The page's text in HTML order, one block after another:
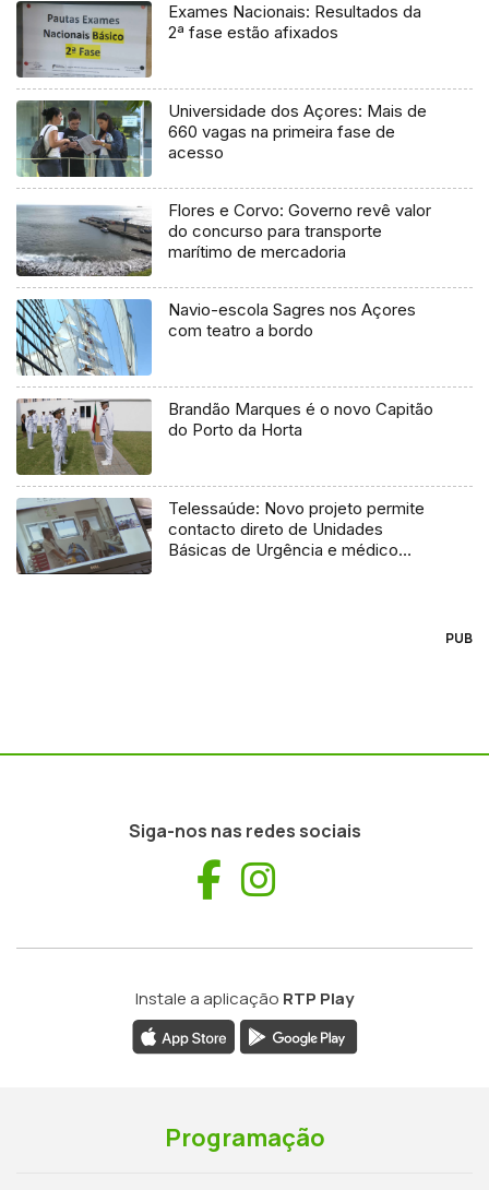
Exames Nacionais: Resultados da
2ª fase estão afixados
Universidade dos Açores: Mais de
660 vagas na primeira fase de
acesso
Flores e Corvo: Governo revê valor
do concurso para transporte
marítimo de mercadoria
Navio-escola Sagres nos Açores
com teatro a bordo
Brandão Marques é o novo Capitão
do Porto da Horta
Telessaúde: Novo projeto permite
contacto direto de Unidades
Básicas de Urgência e médico
PUB
Siga-nos nas redes sociais
Facebook
Instale a aplicação RTP Play
Programação